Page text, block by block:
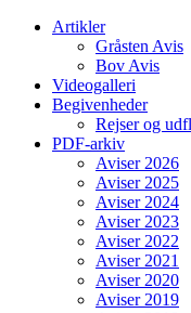
Artikler
Gråsten Avis
Bov Avis
Videogalleri
Begivenheder
Rejser og
PDF-arkiv
Aviser 2026
Aviser 2025
Aviser 2024
Aviser 2023
Aviser 2022
Aviser 2021
Aviser 2020
Aviser 2019